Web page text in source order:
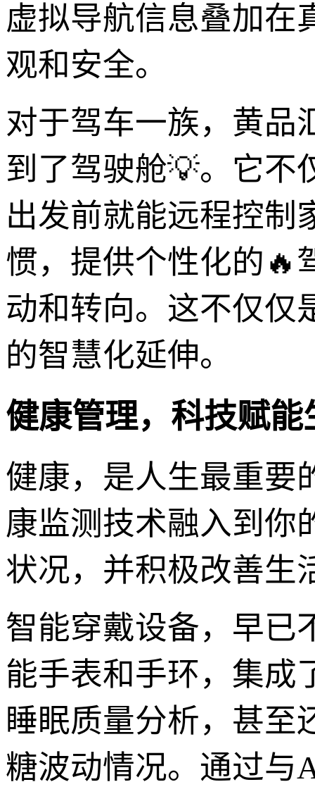
虚拟导航信息叠加在
观和安全。
对于驾车一族，黄品
到了驾驶舱💡。它不
出发前就能远程控制
惯，提供个性化的🔥
动和转向。这不仅仅
的智慧化延伸。
健康管理，科技赋能
健康，是人生最重要
康监测技术融入到你
状况，并积极改善生
智能穿戴设备，早已
能手表和手环，集成
睡眠质量分析，甚至
糖波动情况。通过与